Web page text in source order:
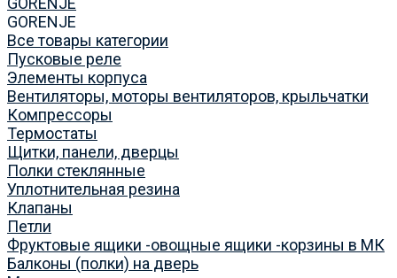
GORENJE
Все товары категории
Пусковые реле
Элементы корпуса
Вентиляторы, моторы вентиляторов, крыльчатки
Компрессоры
Термостаты
Щитки, панели, дверцы
Полки стеклянные
Уплотнительная резина
Клапаны
Петли
Фруктовые ящики -овощные ящики -корзины в МК
Балконы (полки) на дверь